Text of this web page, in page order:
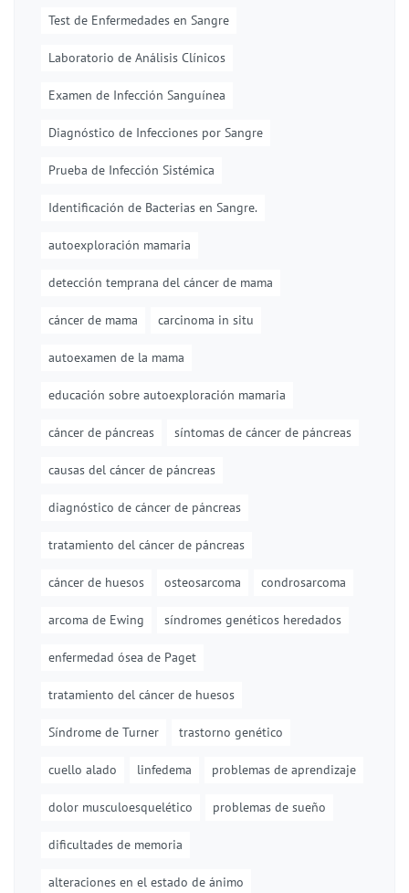
Test de Enfermedades en Sangre
Laboratorio de Análisis Clínicos
Examen de Infección Sanguínea
Diagnóstico de Infecciones por Sangre
Prueba de Infección Sistémica
Identificación de Bacterias en Sangre.
autoexploración mamaria
detección temprana del cáncer de mama
cáncer de mama carcinoma in situ
autoexamen de la mama
educación sobre autoexploración mamaria
cáncer de páncreas síntomas de cáncer de páncreas
causas del cáncer de páncreas
diagnóstico de cáncer de páncreas
tratamiento del cáncer de páncreas
cáncer de huesos osteosarcoma condrosarcoma
arcoma de Ewing síndromes genéticos heredados
enfermedad ósea de Paget
tratamiento del cáncer de huesos
Síndrome de Turner trastorno genético
cuello alado linfedema problemas de aprendizaje
dolor musculoesquelético problemas de sueño
dificultades de memoria
alteraciones en el estado de ánimo